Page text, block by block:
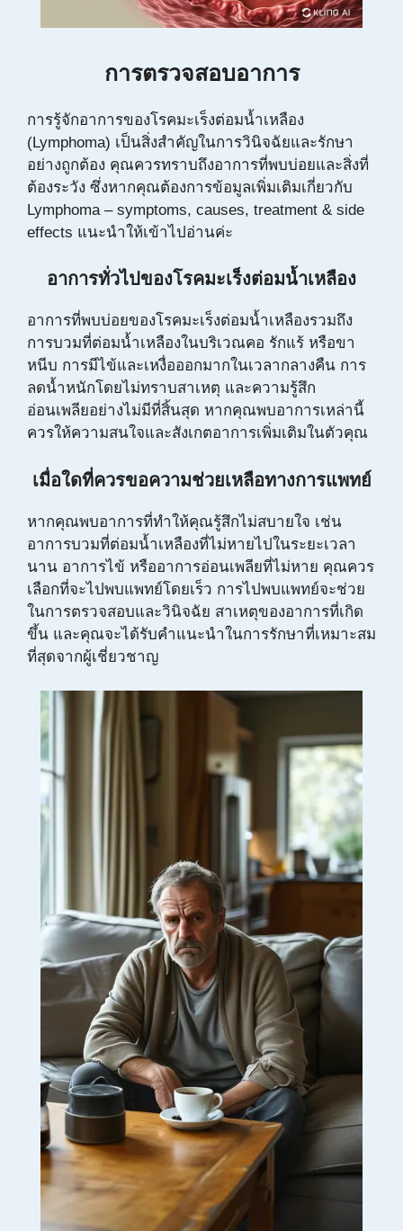
การตรวจสอบอาการ
การรู้จักอาการของโรคมะเร็งต่อมน้ำเหลือง
(Lymphoma) เป็นสิ่งสำคัญในการวินิจฉัยและรักษา
อย่างถูกต้อง คุณควรทราบถึงอาการที่พบบ่อยและสิ่งที่
ต้องระวัง ซึ่งหากคุณต้องการข้อมูลเพิ่มเติมเกี่ยวกับ
Lymphoma – symptoms, causes, treatment & side
effects แนะนำให้เข้าไปอ่านค่ะ
อาการทั่วไปของโรคมะเร็งต่อมน้ำเหลือง
อาการที่พบบ่อยของโรคมะเร็งต่อมน้ำเหลืองรวมถึง
การบวมที่ต่อมน้ำเหลืองในบริเวณคอ รักแร้ หรือขา
หนีบ การมีไข้และเหงื่อออกมากในเวลากลางคืน การ
ลดน้ำหนักโดยไม่ทราบสาเหตุ และความรู้สึก
อ่อนเพลียอย่างไม่มีที่สิ้นสุด หากคุณพบอาการเหล่านี้
ควรให้ความสนใจและสังเกตอาการเพิ่มเติมในตัวคุณ
เมื่อใดที่ควรขอความช่วยเหลือทางการแพทย์
หากคุณพบอาการที่ทำให้คุณรู้สึกไม่สบายใจ เช่น
อาการบวมที่ต่อมน้ำเหลืองที่ไม่หายไปในระยะเวลา
นาน อาการไข้ หรืออาการอ่อนเพลียที่ไม่หาย คุณควร
เลือกที่จะไปพบแพทย์โดยเร็ว การไปพบแพทย์จะช่วย
ในการตรวจสอบและวินิจฉัย สาเหตุของอาการที่เกิด
ขึ้น และคุณจะได้รับคำแนะนำในการรักษาที่เหมาะสม
ที่สุดจากผู้เชี่ยวชาญ